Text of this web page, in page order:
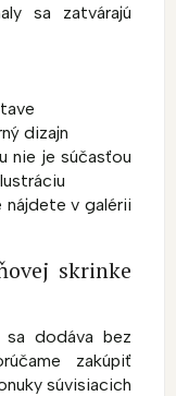
sa zatvárajú
dizajn
nie je súčasťou
v galérii
skrinke
sa dodáva bez
zakúpiť
súvisiacich